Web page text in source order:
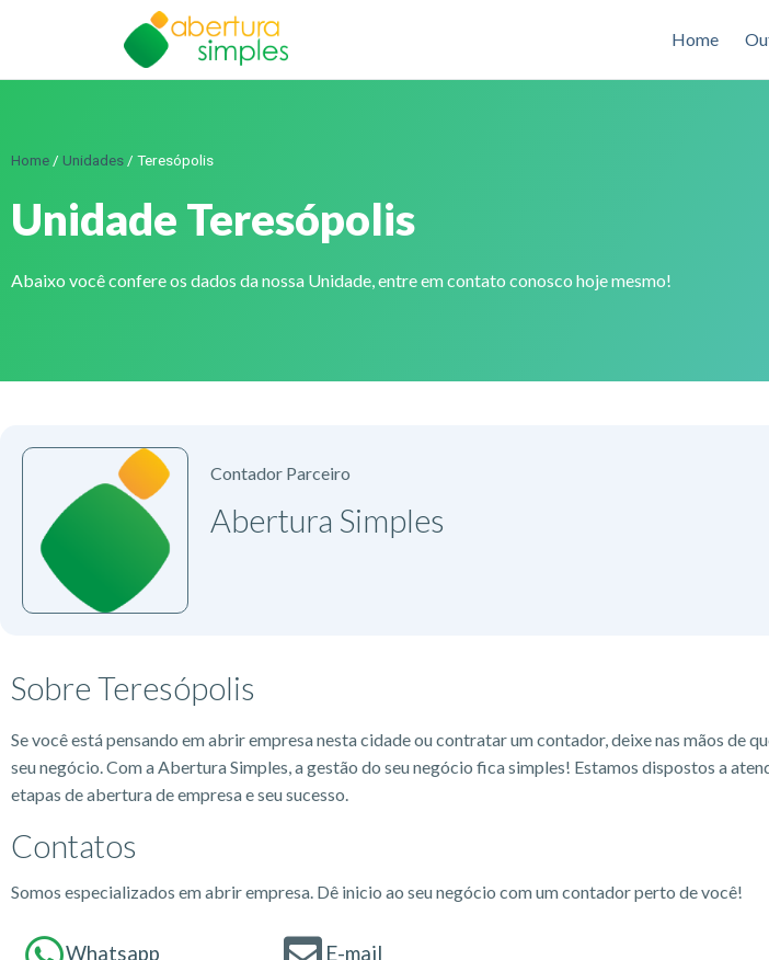
Home
Home / Unidades / Teresópolis
Unidade Teresópolis
Abaixo você confere os dados da nossa Unidade, entre em contato conosco hoje mesmo!
Contador Parceiro
Abertura Simples
Sobre Teresópolis
Se você está pensando em abrir empresa nesta cidade ou contratar um contador, deixe nas mãos de
seu negócio. Com a Abertura Simples, a gestão do seu negócio fica simples! Estamos dispostos a
etapas de abertura de empresa e seu sucesso.
Contatos
Somos especializados em abrir empresa. Dê inicio ao seu negócio com um contador perto de você!
Whatsapp E-mail